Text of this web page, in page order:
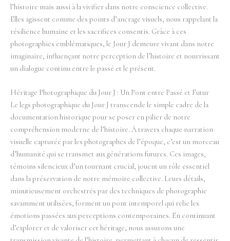
l’histoire mais aussi à la vivifier dans notre conscience collective.
Elles agissent comme des points d’ancrage visuels, nous rappelant la
résilience humaine et les sacrifices consentis. Grâce à ces
photographies emblématiques, le Jour J demeure vivant dans notre
imaginaire, influençant notre perception de l’histoire et nourrissant
un dialogue continu entre le passé et le présent.
Héritage Photographique du Jour J : Un Pont entre Passé et Futur
Le legs photographique du Jour J transcende le simple cadre de la
documentation historique pour se poser en pilier de notre
compréhension moderne de l’histoire. À travers chaque narration
visuelle capturée par les photographes de l’époque, c’est un morceau
d’humanité qui se transmet aux générations futures. Ces images,
témoins silencieux d’un tournant crucial, jouent un rôle essentiel
dans la préservation de notre mémoire collective. Leurs détails,
minutieusement orchestrés par des techniques de photographie
savamment utilisées, forment un pont intemporel qui relie les
émotions passées aux perceptions contemporaines. En continuant
d’explorer et de valoriser cet héritage, nous assurons une